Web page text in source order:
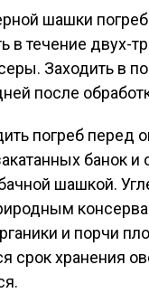
шашки
в течение двух-
Заходить в
после
погреб перед
банок
шашкой.
и порчи
срок хранения